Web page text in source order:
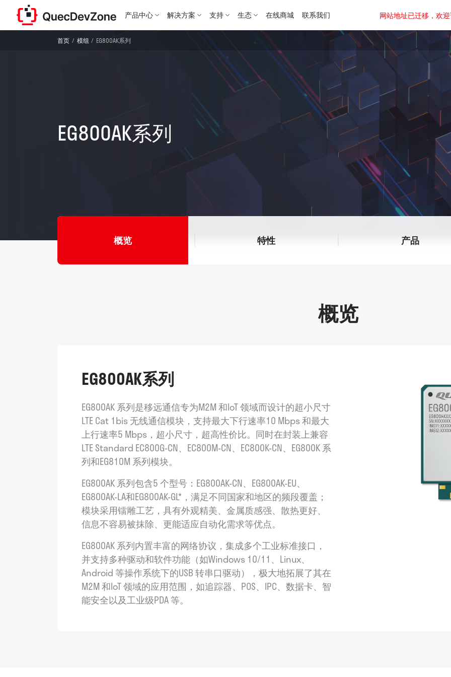
产品中心 解决方案 支持 生态 在线商城 联系我们 网站地址已迁移，欢
首页 模组 EG800AK系列
EG800AK系列
概览 特性 产品
概览
EG800AK系列
EG800AK 系列是移远通信专为M2M 和IoT 领域而设计的超小尺寸
LTE Cat 1bis 无线通信模块，支持最大下行速率10 Mbps 和最大
上行速率5 Mbps，超小尺寸，超高性价比。同时在封装上兼容
LTE Standard EC800G-CN、EC800M-CN、EC800K-CN、EG800K 系
列和EG810M 系列模块。
EG800AK 系列包含5 个型号：EG800AK-CN、EG800AK-EU、
EG800AK-LA和EG800AK-GL*，满足不同国家和地区的频段覆盖；
模块采用镭雕工艺，具有外观精美、金属质感强、散热更好、
信息不容易被抹除、更能适应自动化需求等优点。
EG800AK 系列内置丰富的网络协议，集成多个工业标准接口，
并支持多种驱动和软件功能（如Windows 10/11、Linux、
Android 等操作系统下的USB 转串口驱动），极大地拓展了其在
M2M 和IoT 领域的应用范围，如追踪器、POS、IPC、数据卡、智
能安全以及工业级PDA 等。